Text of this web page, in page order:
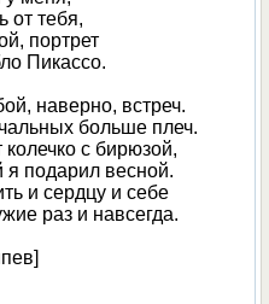
от тебя,
портрет
Пикассо.
наверно, встреч.
больше плеч.
с бирюзой,
я подарил весной.
и сердцу и себе
раз и навсегда.